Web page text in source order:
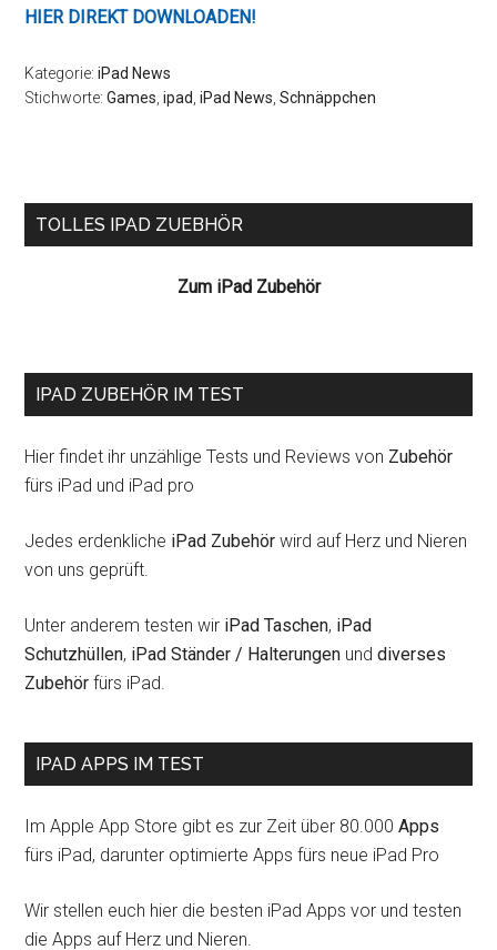
HIER DIREKT DOWNLOADEN!
Kategorie:iPad News
Stichworte:Games ,ipad ,iPad News ,Schnäppchen
Seitenspalte
TOLLES IPAD ZUEBHÖR
Zum iPad Zubehör
IPAD ZUBEHÖR IM TEST
Hier findet ihr unzählige Tests und Reviews von Zubehör
fürs iPad und iPad pro
Jedes erdenkliche iPad Zubehör wird auf Herz und Nieren
von uns geprüft.
Unter anderem testen wir iPad Taschen, iPad
Schutzhüllen, iPad Ständer / Halterungen unddiverses
Zubehör fürs iPad.
IPAD APPS IM TEST
Im Apple App Store gibt es zur Zeit über 80.000Apps
fürs iPad, darunter optimierte Apps fürs neue iPad Pro
Wir stellen euch hier die besten iPad Apps vor und testen
die Apps auf Herz und Nieren.